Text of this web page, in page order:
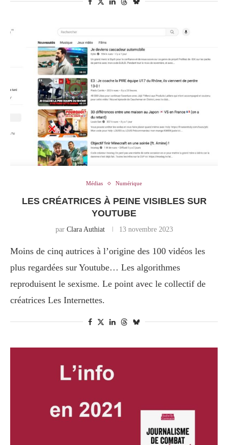
Médias Numérique
​​LES CRÉATRICES À PEINE VISIBLES SUR
YOUTUBE
par Clara Authiat 13 novembre 2023
Moins de cinq autrices à l’origine des 100 vidéos les
plus regardées sur Youtube… Les algorithmes
reproduisent le sexisme. Le point avec le collectif de
créatrices Les Internettes.